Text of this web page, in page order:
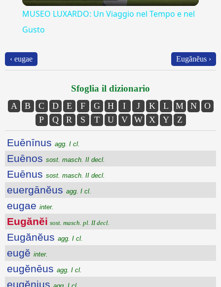
MUSEO LUXARDO: Un Viaggio nel Tempo e nel
Gusto
‹ eugae Eugănĕus ›
Sfoglia il dizionario
A B C D E F G H I J K L M N
O
P
Q R S T U V W X Y Z
Euēnīnus agg. I cl.
Euēnos sost. masch. II decl.
Euēnus sost. masch. II decl.
euergānĕus agg. I cl.
eugae inter.
Eugănĕi sost. masch. pl. II decl.
Eugănĕus agg. I cl.
eugĕ inter.
eugĕnēus agg. I cl.
eugĕnius